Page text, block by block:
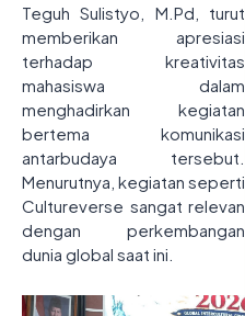
Teguh Sulistyo, M.Pd, turut
memberikan apresiasi
terhadap kreativitas
mahasiswa dalam
menghadirkan kegiatan
bertema komunikasi
antarbudaya tersebut.
Menurutnya, kegiatan seperti
Cultureverse sangat relevan
dengan perkembangan
dunia global saat ini.